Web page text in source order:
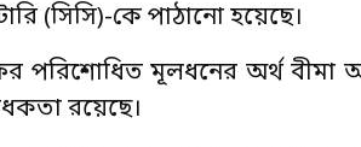
(সিসি)-কে পাঠানো হয়েছে।
পরিশোধিত মূলধনের অর্থ
রয়েছে।